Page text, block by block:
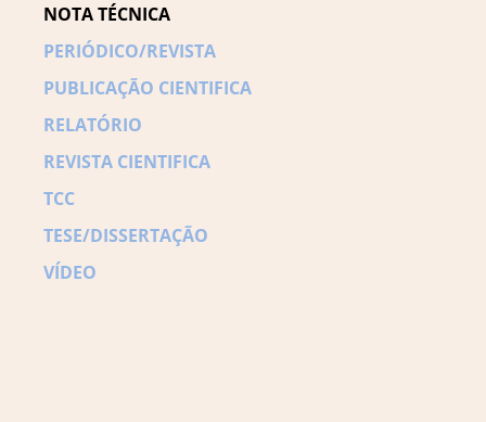
NOTA TÉCNICA
PERIÓDICO/REVISTA
PUBLICAÇÃO CIENTIFICA
RELATÓRIO
REVISTA CIENTIFICA
TCC
TESE/DISSERTAÇÃO
VÍDEO